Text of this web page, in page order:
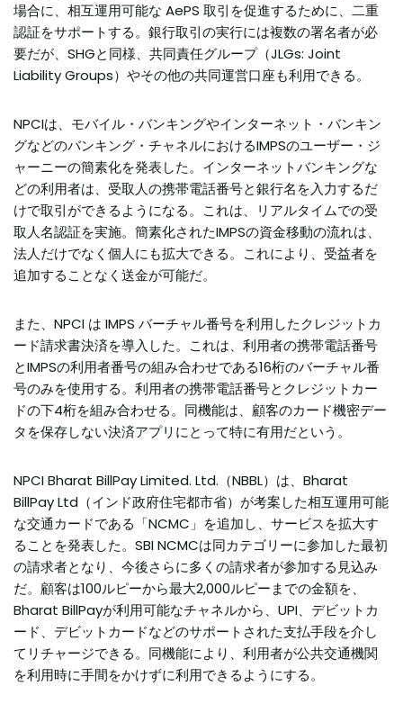
場合に、相互運用可能な AePS 取引を促進するために、二重
認証をサポートする。銀行取引の実行には複数の署名者が必
要だが、SHGと同様、共同責任グループ（JLGs: Joint
Liability Groups）やその他の共同運営口座も利用できる。
NPCIは、モバイル・バンキングやインターネット・バンキン
グなどのバンキング・チャネルにおけるIMPSのユーザー・ジ
ャーニーの簡素化を発表した。インターネットバンキングな
どの利用者は、受取人の携帯電話番号と銀行名を入力するだ
けで取引ができるようになる。これは、リアルタイムでの受
取人名認証を実施。簡素化されたIMPSの資金移動の流れは、
法人だけでなく個人にも拡大できる。これにより、受益者を
追加することなく送金が可能だ。
また、NPCI は IMPS バーチャル番号を利用したクレジットカ
ード請求書決済を導入した。これは、利用者の携帯電話番号
とIMPSの利用者番号の組み合わせである16桁のバーチャル番
号のみを使用する。利用者の携帯電話番号とクレジットカー
ドの下4桁を組み合わせる。同機能は、顧客のカード機密デー
タを保存しない決済アプリにとって特に有用だという。
NPCI Bharat BillPay Limited. Ltd.（NBBL）は、Bharat
BillPay Ltd（インド政府住宅都市省）が考案した相互運用可能
な交通カードである「NCMC」を追加し、サービスを拡大す
ることを発表した。SBI NCMCは同カテゴリーに参加した最初
の請求者となり、今後さらに多くの請求者が参加する見込み
だ。顧客は100ルピーから最大2,000ルピーまでの金額を、
Bharat BillPayが利用可能なチャネルから、UPI、デビットカ
ード、デビットカードなどのサポートされた支払手段を介し
てリチャージできる。同機能により、利用者が公共交通機関
を利用時に手間をかけずに利用できるようにする。